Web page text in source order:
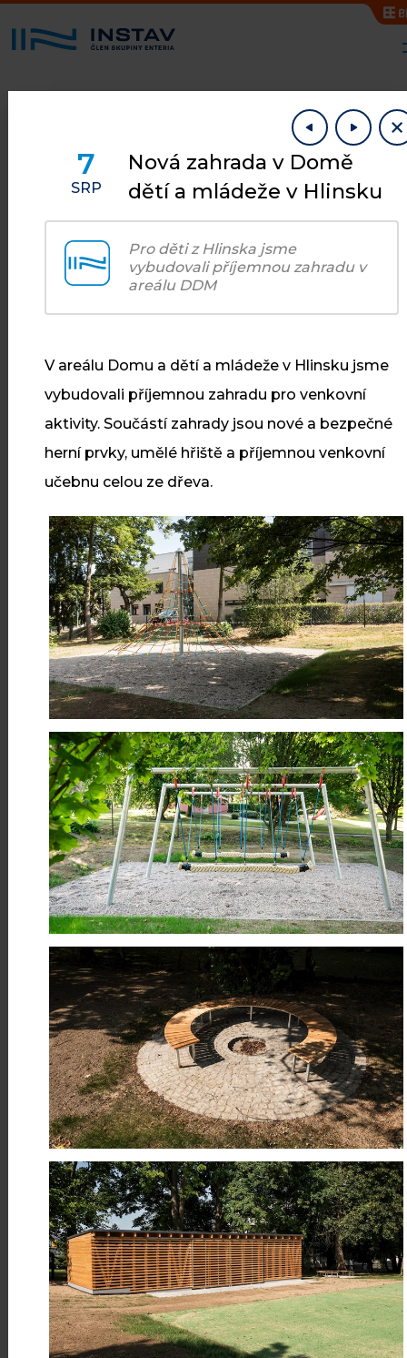
AKTUALITY
Co je u nás
20
ČVC
Revitalizace veřejného
prostranství v Dříteči
V Dříteči jsme dokončili
revitalizaci veřejného prostranství
s novými zpevněnými plochami,
osvětlením a zelení.
Číst více
10
ČVC
Cyklostezka Skuteč – Předhradí
Máme hotovo! Úspěšně jsme
dokončili cyklostezku Skuteč –
Předhradí
Číst více
24
ČRV
Když sport pomáhá
Sport, energie a pomoc, která má
smysl
Číst více
7
SRP
Nová zahrada v Domě
dětí a mládeže v Hlinsku
Pro děti z Hlinska jsme
vybudovali příjemnou zahradu v
areálu DDM
V areálu Domu a dětí a mládeže v Hlinsku jsme
vybudovali příjemnou zahradu pro venkovní
aktivity. Součástí zahrady jsou nové a bezpečné
herní prvky, umělé hřiště a příjemnou venkovní
učebnu celou ze dřeva.